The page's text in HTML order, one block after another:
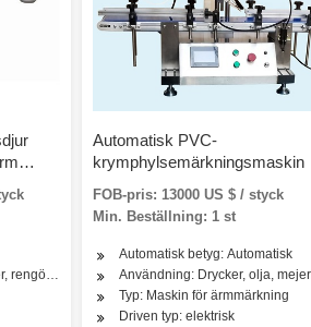
rengöring, tvättmedel, hudvårdsprodukter,
Automatisk PVC-
krymphylsemärkningsmaskin
FOB-pris: 13000 US $ / styck
Min. Beställning: 1 st
Automatisk betyg: Automatisk
Användning: Drycker, olja,
Typ: Maskin för ärmmärkning
Driven typ: elektrisk